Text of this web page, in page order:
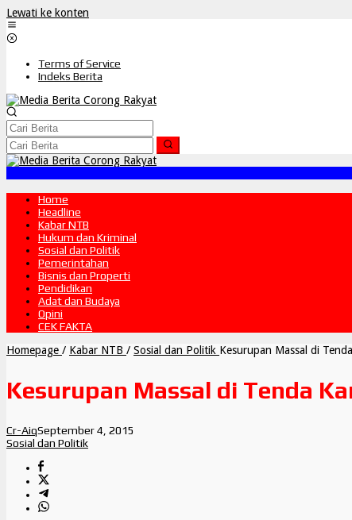
Lewati ke konten
Terms of Service
Indeks Berita
Home
Headline
Kabar NTB
Hukum dan Kriminal
Sosial dan Politik
Pemerintahan
Bisnis dan Properti
Pendidikan
Adat dan Budaya
Opini
CEK FAKTA
Homepage / Kabar NTB / Sosial dan Politik Kesurupan Massal di
Kesurupan Massal di Tenda
Cr-AiqSeptember 4, 2015
Sosial dan Politik